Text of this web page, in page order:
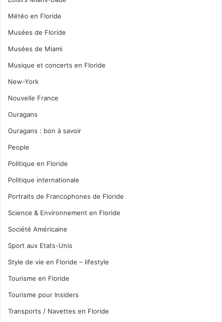
Météo en Floride
Musées de Floride
Musées de Miami
Musique et concerts en Floride
New-York
Nouvelle France
Ouragans
Ouragans : bon à savoir
People
Politique en Floride
Politique internationale
Portraits de Francophones de Floride
Science & Environnement en Floride
Société Américaine
Sport aux Etats-Unis
Style de vie en Floride – lifestyle
Tourisme en Floride
Tourisme pour Insiders
Transports / Navettes en Floride